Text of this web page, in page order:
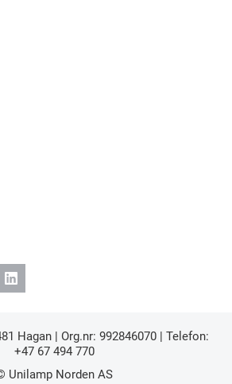
Hagan | Org.nr: 992846070 | Telefon:
+47 67 494 770
Unilamp Norden AS